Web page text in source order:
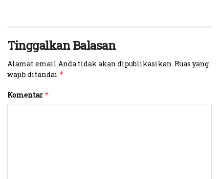
Tinggalkan Balasan
Alamat email Anda tidak akan dipublikasikan. Ruas yang
wajib ditandai *
Komentar *